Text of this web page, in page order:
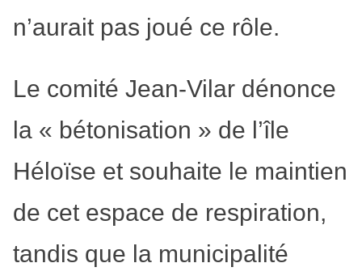
n’aurait pas joué ce rôle.
Le comité Jean-Vilar dénonce
la « bétonisation » de l’île
Héloïse et souhaite le maintien
de cet espace de respiration,
tandis que la municipalité